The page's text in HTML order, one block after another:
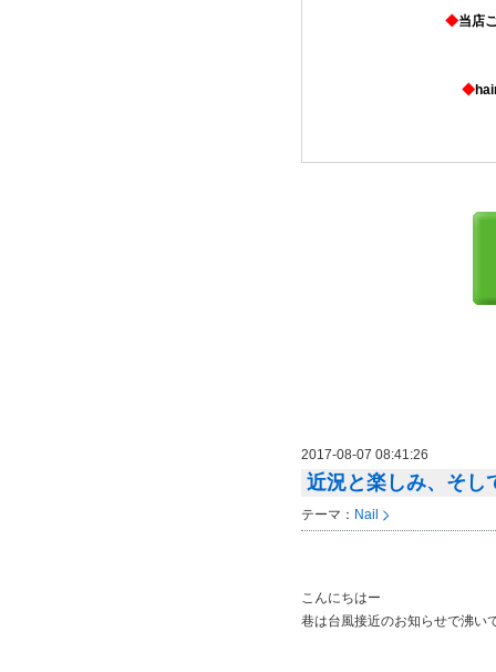
◆当店
◆
2017-08-07 08:41:26
近況と楽しみ、そし
テーマ： Nail
こんにちはー
巷は台風接近のお知らせで沸い